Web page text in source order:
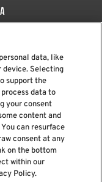
data, like
device. Selecting
support the
process data to
your consent
content and
can resurface
consent at any
on the bottom
within our
Policy.